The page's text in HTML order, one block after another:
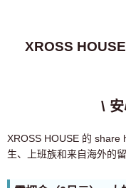
XROSS
\
XROSS HOUSE 的 share
生、上班族和来自海外的留